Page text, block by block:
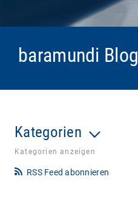
baramundi Blog
Kategorien
Kategorien anzeigen
RSS Feed abonnieren